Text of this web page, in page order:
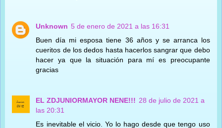
Unknown 5 de enero de 2021 a las 16:31
Buen día mi esposa tiene 36 años y se arranca los
cueritos de los dedos hasta hacerlos sangrar que debo
hacer ya que la situación para mí es preocupante
gracias
EL ZDJUNIORMAYOR NENE!!! 28 de julio de 2021 a
las 20:31
Es inevitable el vicio. Yo lo hago desde que tengo uso